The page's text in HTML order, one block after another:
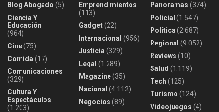
Blog Abogado (5)
Ciencia Y
Educación
(964)
Cine(75)
Comida (17)
Comunicaciones
(329)
Cultura Y
Espectáculos
(1.203)
Emprendimientos
(113)
Gadget(22)
Internacional (956)
Justicia (329)
Legal (1.289)
Magazine(35)
Nacional (4.112)
Negocios (89)
Panoramas (374)
Policial (1.547)
Política (2.687)
Regional (9.052)
Reviews (10)
Salud (1.119)
Tech (125)
Turismo (124)
Videojuegos (4)